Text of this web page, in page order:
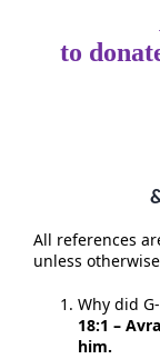
to
All references
unless
Why did
18:1 –
him.